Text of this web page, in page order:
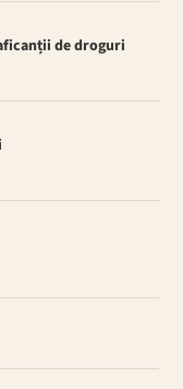
de droguri